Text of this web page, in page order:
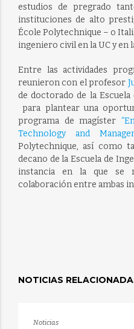
estudios de pregrado
instituciones de alto
École Polytechnique – o
ingeniero civil en la UC y
Entre las actividades
reunieron con el profesor
de doctorado de la Escuela
para plantear una
programa de magíster
Technology and
Polytechnique, así como
decano de la Escuela de
instancia en la que se
colaboración entre ambas
NOTICIAS
Noticias